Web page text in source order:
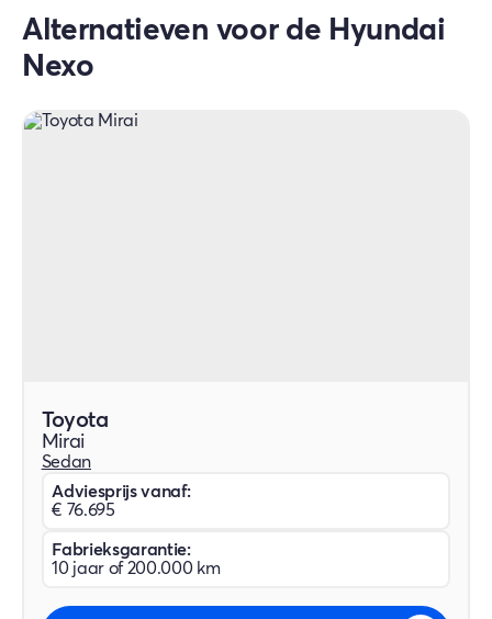
Alternatieven voor de Hyundai
Nexo
Toyota
Mirai
Sedan
Adviesprijs vanaf:
€ 76.695
Fabrieksgarantie:
10 jaar of 200.000 km